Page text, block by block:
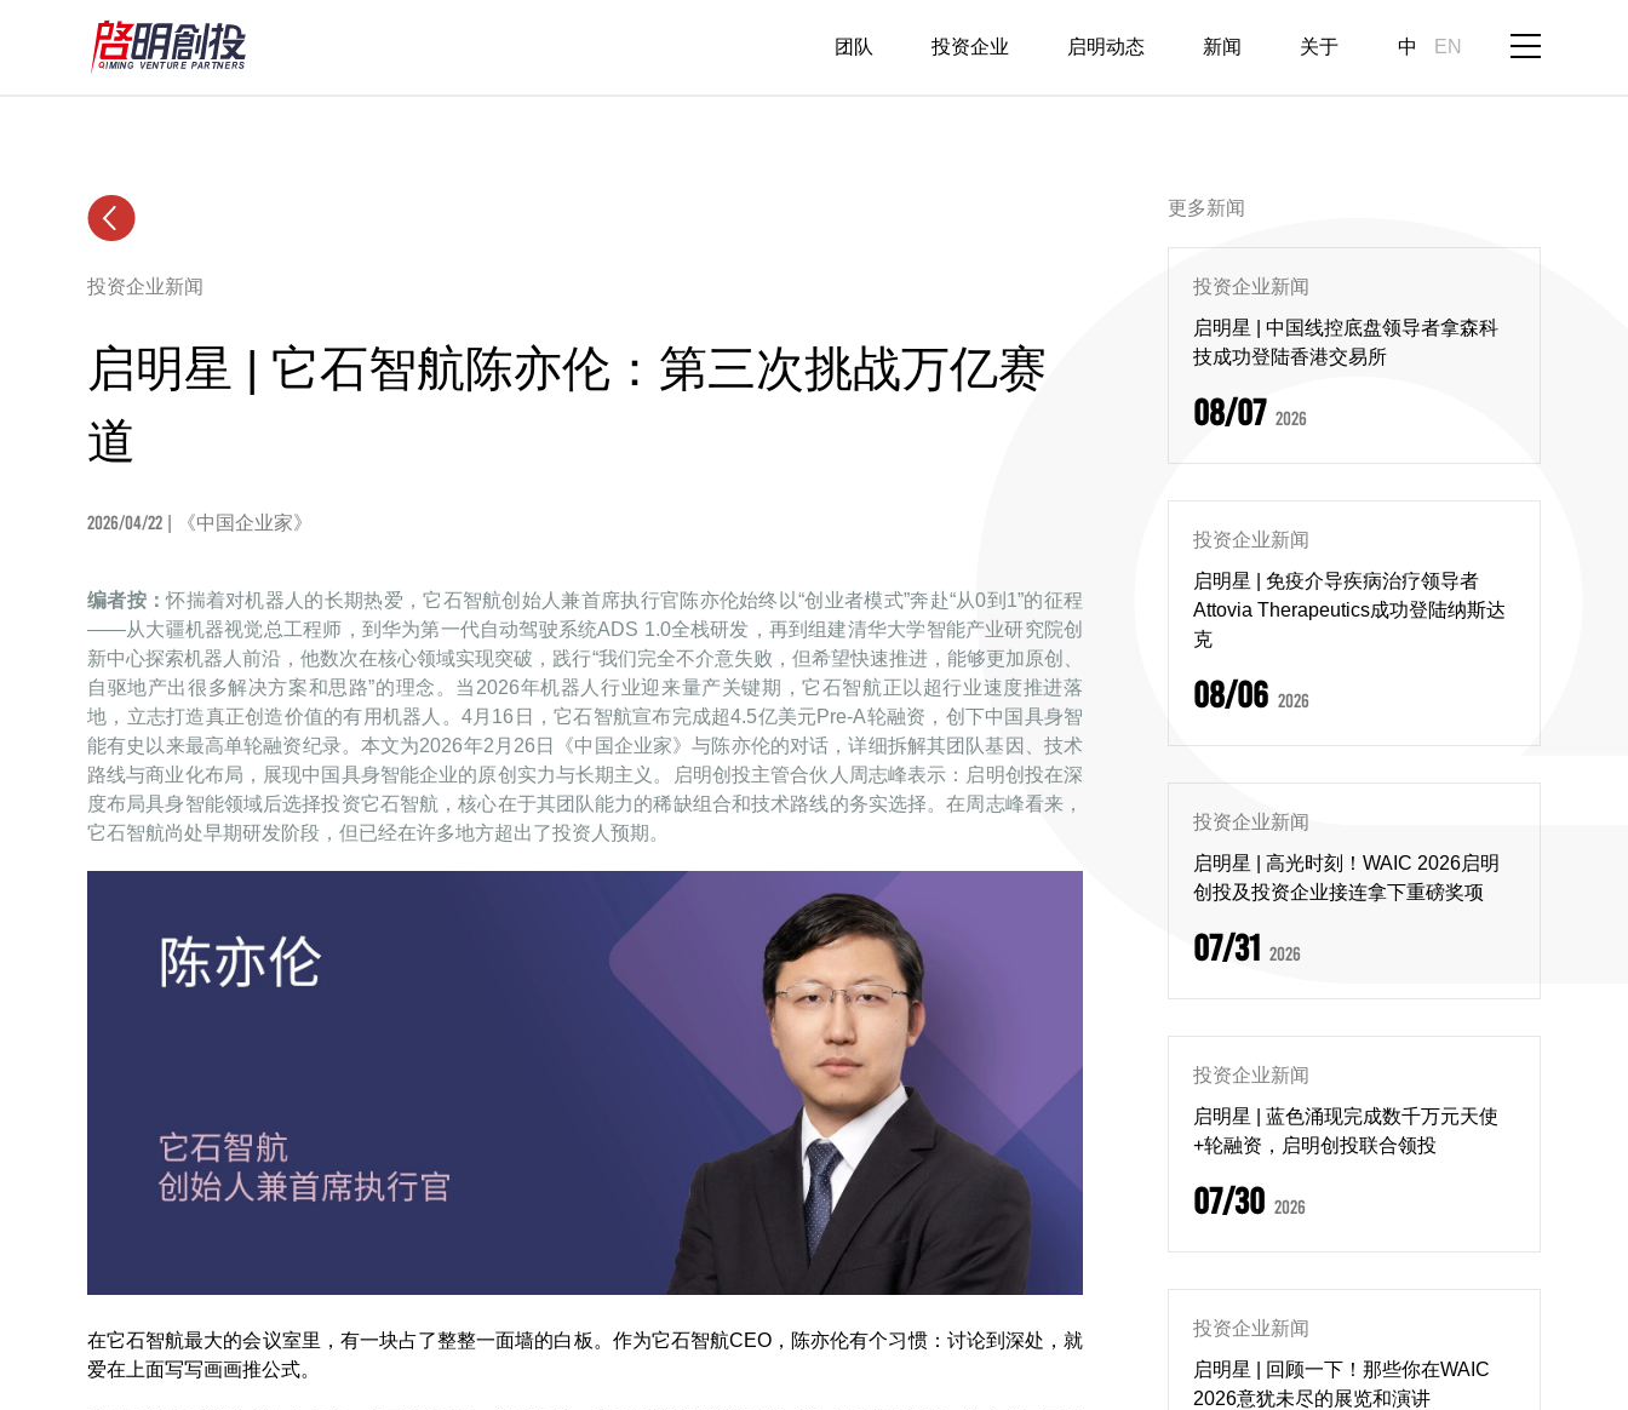
中 EN
团队 投资企业 启明动态 新闻 关于
投资企业新闻
启明星 | 它石智航陈亦伦：第三次挑战万亿赛
道
2026/04/22 | 《中国企业家》
编者按：怀揣着对机器人的长期热爱，它石智航创始人兼首席执行官陈亦伦始终以“创业者模式”奔赴“从0到1”的征程
——从大疆机器视觉总工程师，到华为第一代自动驾驶系统ADS 1.0全栈研发，再到组建清华大学智能产业研究院创
新中心探索机器人前沿，他数次在核心领域实现突破，践行“我们完全不介意失败，但希望快速推进，能够更加原创、
自驱地产出很多解决方案和思路”的理念。当2026年机器人行业迎来量产关键期，它石智航正以超行业速度推进落
地，立志打造真正创造价值的有用机器人。4月16日，它石智航宣布完成超4.5亿美元Pre-A轮融资，创下中国具身智
能有史以来最高单轮融资纪录。本文为2026年2月26日《中国企业家》与陈亦伦的对话，详细拆解其团队基因、技术
路线与商业化布局，展现中国具身智能企业的原创实力与长期主义。启明创投主管合伙人周志峰表示：启明创投在深
度布局具身智能领域后选择投资它石智航，核心在于其团队能力的稀缺组合和技术路线的务实选择。在周志峰看来，
它石智航尚处早期研发阶段，但已经在许多地方超出了投资人预期。
在它石智航最大的会议室里，有一块占了整整一面墙的白板。作为它石智航CEO，陈亦伦有个习惯：讨论到深处，就
爱在上面写写画画推公式。
更多新闻
投资企业新闻
启明星 | 中国线控底盘领导者拿森科
技成功登陆香港交易所
08/07 2026
投资企业新闻
启明星 | 免疫介导疾病治疗领导者
Attovia Therapeutics成功登陆纳斯达
克
08/06 2026
投资企业新闻
启明星 | 高光时刻！WAIC 2026启明
创投及投资企业接连拿下重磅奖项
07/31 2026
投资企业新闻
启明星 | 蓝色涌现完成数千万元天使
+轮融资，启明创投联合领投
07/30 2026
投资企业新闻
启明星 | 回顾一下！那些你在WAIC
2026意犹未尽的展览和演讲